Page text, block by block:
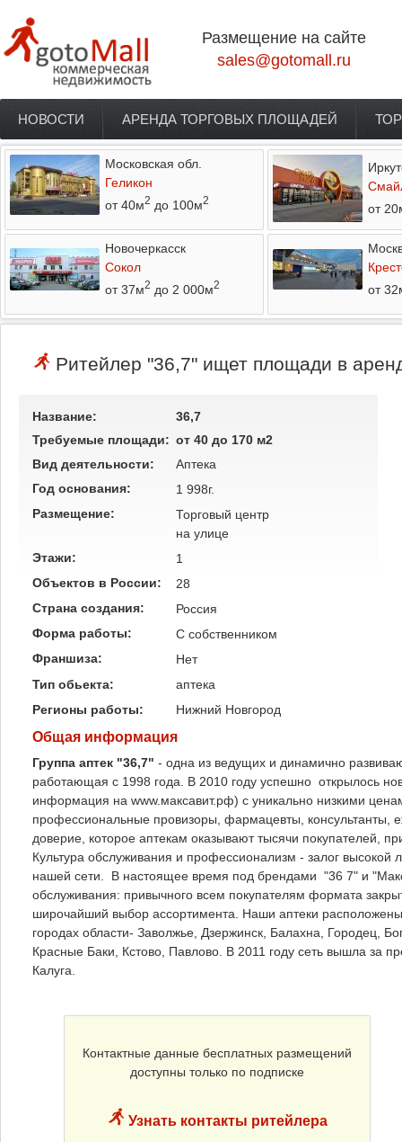
Размещение на сайте
sales@gotomall.ru
Главное меню
НОВОСТИ АРЕНДА ТОРГОВЫХ ПЛОЩАДЕЙ
Московская обл.
Геликон
от 40м2 до 100м2
от
Новочеркасск
Сокол
от 37м2 до 2 000м2
от
Ритейлер "36,7" ищет площади в
Название:
36,7
Требуемые площади: от 40 до 170 м2
Вид деятельности:
Аптека
Год основания:
1 998г.
Размещение:
Торговый центр
на улице
Этажи:
1
Объектов в России:
28
Страна создания:
Россия
Форма работы:
C собственником
Франшиза:
Нет
Тип обьекта:
аптека
Регионы работы:
Нижний Новгород
Общая информация
Группа аптек "36,7" - одна из ведущих и динамично
работающая с 1998 года. В 2010 году успешно открылось
информация на www.максавит.рф) с уникально низкими
профессиональные провизоры, фармацевты, консультанты,
доверие, которое аптекам оказывают тысячи покупателей,
Культура обслуживания и профессионализм - залог
нашей сети. В настоящее время под брендами "36 7" и
обслуживания: привычного всем покупателям формата
широчайший выбор ассортимента. Наши аптеки
городах области- Заволжье, Дзержинск, Балахна, Городец,
Красные Баки, Кстово, Павлово. В 2011 году сеть вышла за
Калуга.
Контактные данные бесплатных размещений
доступны только по подписке
Узнать контакты ритейлера